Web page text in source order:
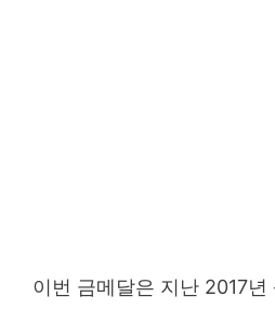
이번 금메달은 지난 2017